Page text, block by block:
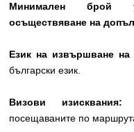
Минимален брой
осъществяване на
Език на извършване на
български език.
Визови изисквания:
посещаваните по